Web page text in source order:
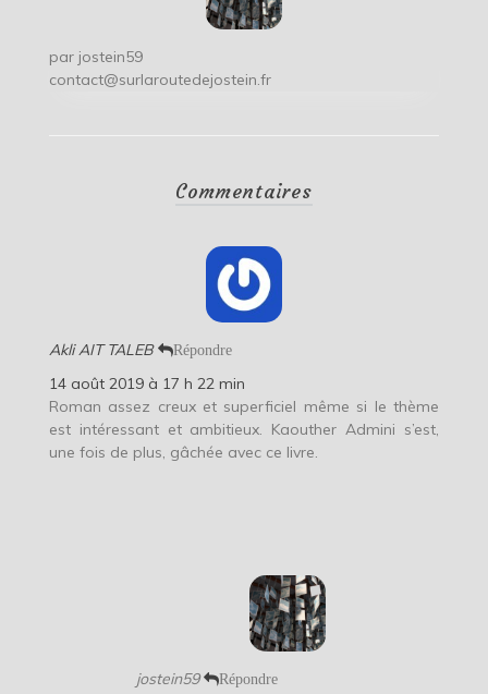
par jostein59
contact@surlaroutedejostein.fr
Commentaires
Akli AIT TALEB Répondre
14 août 2019 à 17 h 22 min
Roman assez creux et superficiel même si le thème
est intéressant et ambitieux. Kaouther Admini s’est,
une fois de plus, gâchée avec ce livre.
jostein59 Répondre